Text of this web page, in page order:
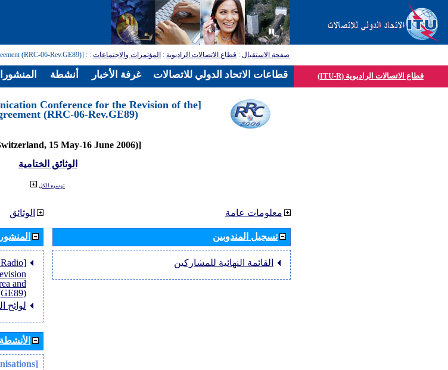
صفحة الاستقبال: قطاع الاتصالات الراديوية: المؤتمرات والاجتماعات:
: [Regional Radiocommunication Conference for the Revision of the GE89 Agreement (RRC-06-Rev.GE89)]
قطاع الاتصالات الراديوية (ITU-R)
Conference for the Revision of the
(RRC-06-Rev.GE89)]
[(Geneva, Switzerland, 15 May-16 June 2006)]
الوثائق الختامية
توسيع الكل
الوثائق
and
لوائح
[Regional Organisations]
معلومات عامة
تسجيل المندوبين
القائمة النهائية للمشاركين
أنشطة غرفة الأخبار قطاعات الاتحاد الدولي للاتصالات